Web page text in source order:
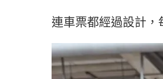
連車票都經過設計